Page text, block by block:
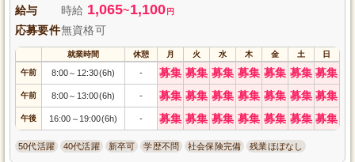
給与 時給 1,065~1,100 円
応募要件無資格可
就業時間 休憩 月 火 水 木 金 土 日
午前 8:00～ 12:30(6h) - 募集 募集 募集 募集 募集 募集 募集
午前 8:00～ 13:00(6h) - 募集 募集 募集 募集 募集 募集 募集
午後 16:00 ～ 19:00(6h) - 募集 募集 募集 募集 募集 募集 募集
50代活躍 40代活躍 新卒可 学歴不問 社会保険完備 残業ほぼなし